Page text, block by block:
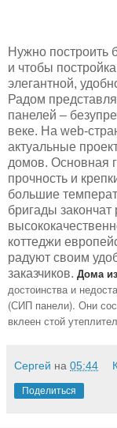
Нужно построить
и чтобы
элегантной,
Радом
панелей –
веке. На web-
актуальные
домов. Основная
прочность и
большие
бригады закончат
коттеджи
радуют своим
заказчиков. Дома из
достоинства и
(СИП панели). Они
вклеен стой
Сергей на 05:44
Поделиться